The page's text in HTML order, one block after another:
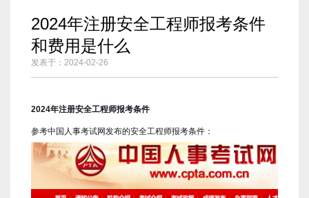
服务单位
2024年注册安全工程师报考条件
和费用是什么
发表于：2024-02-26
2024年注册安全工程师报考条件
参考中国人事考试网发布的安全工程师报考条件：